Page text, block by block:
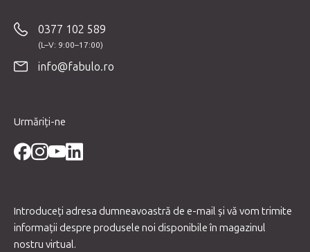
0377 102 589
info@fabulo.ro
Urmăriți-ne
Introduceţi adresa dumneavoastră de e-mail şi vă vom trimite
informaţii despre produsele noi disponibile în magazinul
nostru virtual.